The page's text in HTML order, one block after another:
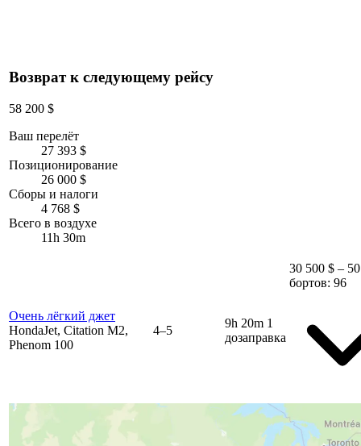
Возврат к следующему рейсу
58 200 $
Ваш перелёт
27 393 $
Позиционирование
26 000 $
Сборы и налоги
4 768 $
Всего в воздухе
11h 30m
Очень лёгкий джет
HondaJet, Citation M2,
Phenom 100
4–5
9h 20m 1
дозаправка
30 500 $ –
бортов: 96